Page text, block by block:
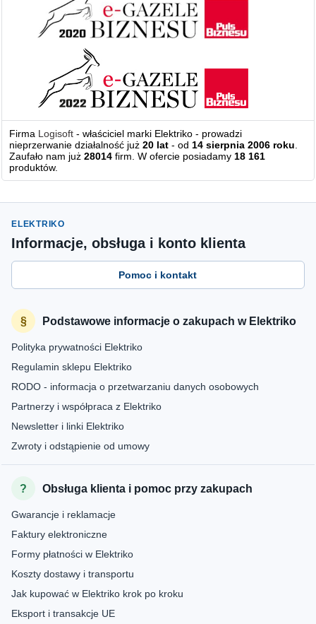
Firma Logisoft - właściciel marki Elektriko - prowadzi
nieprzerwanie działalność już20 lat - od14 sierpnia 2006 roku.
Zaufało nam już28014 firm. W ofercie posiadamy18 161
produktów.
ELEKTRIKO
Informacje, obsługa i konto klienta
Pomoc i kontakt
Podstawowe informacje o zakupach w Elektriko
Polityka prywatności Elektriko
Regulamin sklepu Elektriko
RODO - informacja o przetwarzaniu danych osobowych
Partnerzy i współpraca z Elektriko
Newsletter i linki Elektriko
Zwroty i odstąpienie od umowy
Obsługa klienta i pomoc przy zakupach
Gwarancje i reklamacje
Faktury elektroniczne
Formy płatności w Elektriko
Koszty dostawy i transportu
Jak kupować w Elektriko krok po kroku
Eksport i transakcje UE